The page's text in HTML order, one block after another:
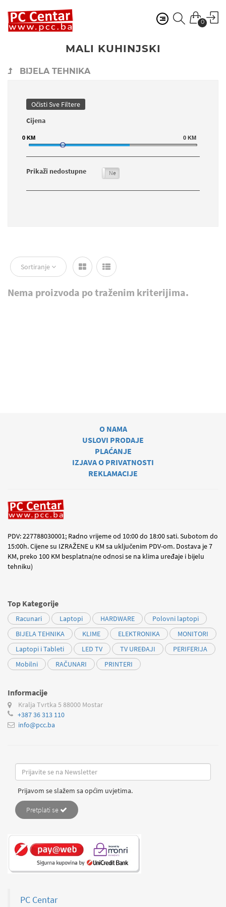
0
MALI KUHINJSKI
BIJELA TEHNIKA
Očisti Sve Filtere
Cijena
0 KM
0 KM
0 KM
Prikaži nedostupne Ne
Sortiranje
Nema proizvoda po traženim kriterijima.
O NAMA
USLOVI PRODAJE
PLAĆANJE
IZJAVA O PRIVATNOSTI
REKLAMACIJE
PDV: 227788030001; Radno vrijeme od 10:00 do 18:00 sati. Subotom do
15:00h. Cijene su IZRAŽENE u KM sa uključenim PDV-om. Dostava je 7
KM, preko 100 KM besplatna(ne odnosi se na klima uređaje i bijelu
tehniku)
Top Kategorije
Racunari Laptopi HARDWARE
Polovni laptopi
BIJELA TEHNIKA
KLIME ELEKTRONIKA
MONITORI
Laptopi i Tableti
LED TV TV UREĐAJI
PERIFERIJA
Mobilni
RAČUNARI PRINTERI
Informacije
Kralja Tvrtka 5 88000 Mostar
+387 36 313 110
info@pcc.ba
Prijavom se slažem sa općim uvjetima.
Pretplati se
PC Centar